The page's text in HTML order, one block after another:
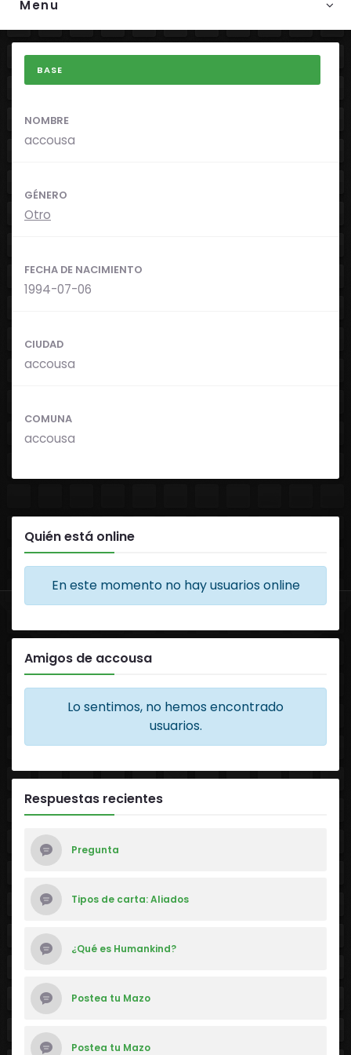
Menu
BASE
NOMBRE
accousa
GÉNERO
Otro
FECHA DE NACIMIENTO
1994-07-06
CIUDAD
accousa
COMUNA
accousa
Quién está online
En este momento no hay usuarios online
Amigos de accousa
Lo sentimos, no hemos encontrado
usuarios.
Respuestas recientes
Pregunta
Tipos de carta: Aliados
¿Qué es Humankind?
Postea tu Mazo
Postea tu Mazo